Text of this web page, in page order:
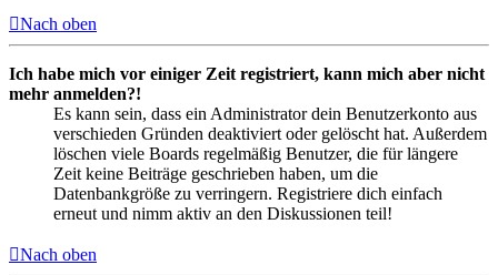
Nach oben
Ich habe mich vor einiger Zeit registriert, kann mich aber nicht
mehr anmelden?!
Es kann sein, dass ein Administrator dein Benutzerkonto aus
verschieden Gründen deaktiviert oder gelöscht hat. Außerdem
löschen viele Boards regelmäßig Benutzer, die für längere
Zeit keine Beiträge geschrieben haben, um die
Datenbankgröße zu verringern. Registriere dich einfach
erneut und nimm aktiv an den Diskussionen teil!
Nach oben